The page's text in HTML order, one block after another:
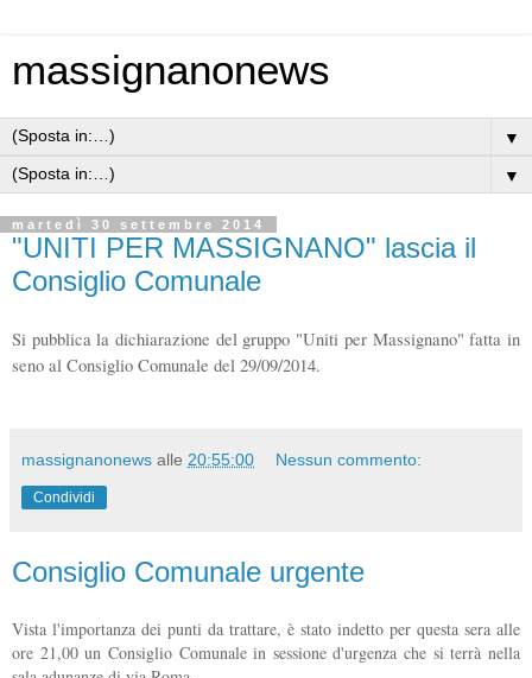
massignanonews
▼
▼
martedì 30 settembre 2014
"UNITI PER MASSIGNANO" lascia il
Consiglio Comunale
Si pubblica la dichiarazione del gruppo "Uniti per Massignano" fatta in
seno al Consiglio Comunale del 29/09/2014.
massignanonews alle 20:55:00 Nessun commento:
Condividi
Consiglio Comunale urgente
Vista l'importanza dei punti da trattare, è stato indetto per questa sera alle
ore 21,00 un Consiglio Comunale in sessione d'urgenza che si terrà nella